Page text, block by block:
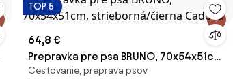
TOP 5
64,8 €
Prepravka pre psa BRUNO, 70x54x51cm,
strieborná/čierna Cadoca
Cestovanie, preprava psov